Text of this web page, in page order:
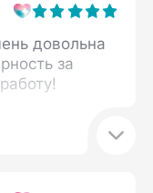
довольна
за